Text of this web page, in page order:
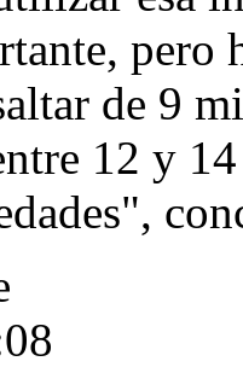
pero
de 9
12 y